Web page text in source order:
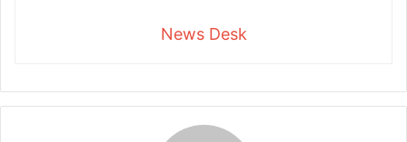
News Desk